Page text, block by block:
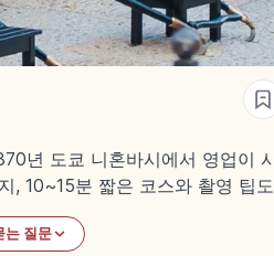
년 도쿄 니혼바시에서 영업이
, 10~15분 짧은 코스와 촬영 팁
는 질문